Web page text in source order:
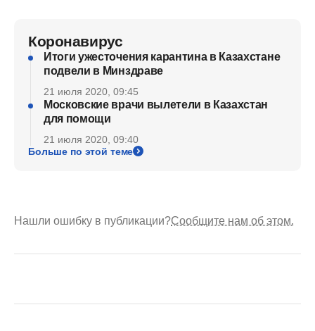
Коронавирус
Итоги ужесточения карантина в Казахстане
подвели в Минздраве
21 июля 2020, 09:45
Московские врачи вылетели в Казахстан
для помощи
21 июля 2020, 09:40
Больше по этой теме
Нашли ошибку в публикации?Сообщите нам об этом.